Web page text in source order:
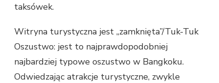
taksówek.
Witryna turystyczna jest „zamknięta”/Tuk-Tuk
Oszustwo: jest to najprawdopodobniej
najbardziej typowe oszustwo w Bangkoku.
Odwiedzając atrakcje turystyczne, zwykle